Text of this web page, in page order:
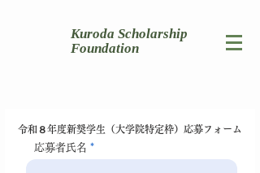
​Kuroda Scholarship
Foundation
令和８年度新奨学生（大学院特定枠）応募フォーム
応募者氏名